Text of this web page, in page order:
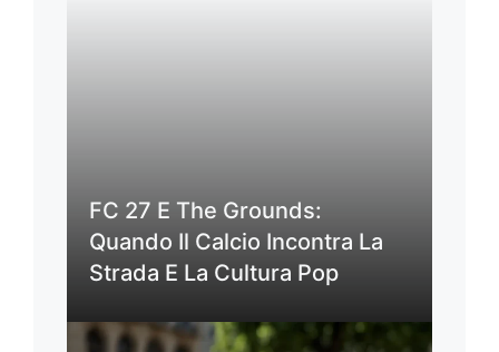
FC 27 E The Grounds:
Quando Il Calcio Incontra La
Strada E La Cultura Pop